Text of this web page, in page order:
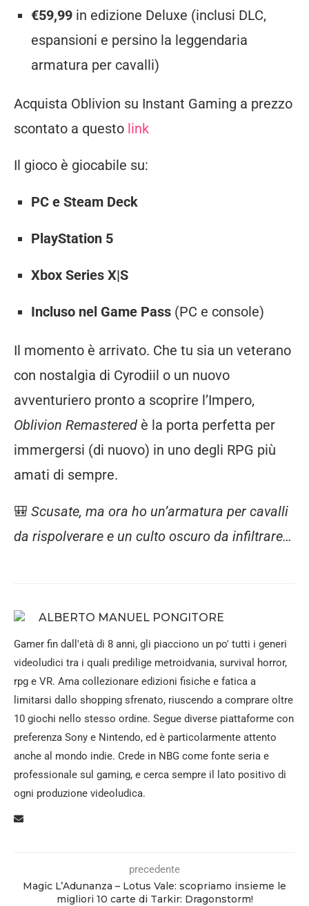
€59,99 in edizione Deluxe (inclusi DLC,
espansioni e persino la leggendaria
armatura per cavalli)
Acquista Oblivion su Instant Gaming a prezzo
scontato a questo link
Il gioco è giocabile su:
PC e Steam Deck
PlayStation 5
Xbox Series X|S
Incluso nel Game Pass (PC e console)
Il momento è arrivato. Che tu sia un veterano
con nostalgia di Cyrodiil o un nuovo
avventuriero pronto a scoprire l’Impero,
Oblivion Remastered è la porta perfetta per
immergersi (di nuovo) in uno degli RPG più
amati di sempre.
🎒 Scusate, ma ora ho un’armatura per cavalli
da rispolverare e un culto oscuro da infiltrare…
ALBERTO MANUEL PONGITORE
Gamer fin dall'età di 8 anni, gli piacciono un po' tutti i generi
videoludici tra i quali predilige metroidvania, survival horror,
rpg e VR. Ama collezionare edizioni fisiche e fatica a
limitarsi dallo shopping sfrenato, riuscendo a comprare oltre
10 giochi nello stesso ordine. Segue diverse piattaforme con
preferenza Sony e Nintendo, ed è particolarmente attento
anche al mondo indie. Crede in NBG come fonte seria e
professionale sul gaming, e cerca sempre il lato positivo di
ogni produzione videoludica.
precedente
Magic L’Adunanza – Lotus Vale: scopriamo insieme le
migliori 10 carte di Tarkir: Dragonstorm!